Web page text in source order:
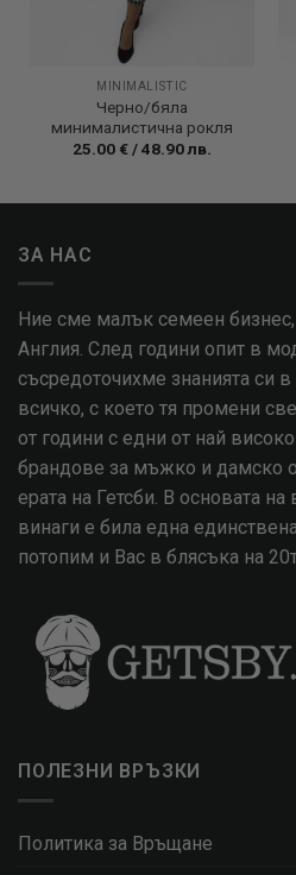
MINIMALISTIC
Черно/бяла
минималистична рокля
25.00 € /48.90лв.
ЗА НАС
Ние сме малък семеен
Англия. След години опит в
съсредоточихме знанията си в
всичко, с което тя промени
от години с едни от най
брандове за мъжко и дамско
ерата на Гетсби. В основата на
винаги е била една
потопим и Вас в блясъка на
ПОЛЕЗНИ ВРЪЗКИ
Политика за Връщане